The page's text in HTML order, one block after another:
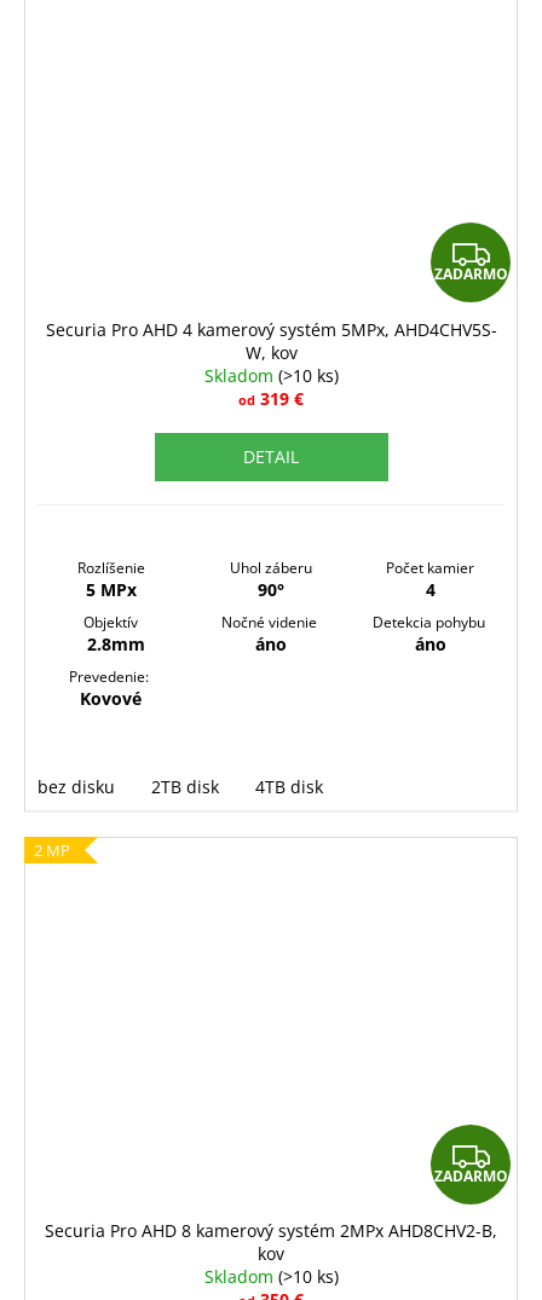
Z
A
D
ZADARMO
Securia Pro AHD 4 kamerový systém 5MPx, AHD4CHV5S-
W, kov
Skladom (>10 ks)
od 319 €
DETAIL
Rozlíšenie
5 MPx
Uhol záberu
90°
Počet kamier
4
Objektív
2.8mm
Nočné videnie
áno
Detekcia pohybu
áno
Prevedenie:
Kovové
bez disku 2TB disk 4TB disk
2 MP
Z
A
D
ZADARMO
Securia Pro AHD 8 kamerový systém 2MPx AHD8CHV2-B,
kov
Skladom (>10 ks)